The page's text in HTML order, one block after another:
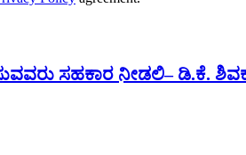
ಸಹಕಾರ ನೀಡಲಿ– ಡಿ.ಕೆ.